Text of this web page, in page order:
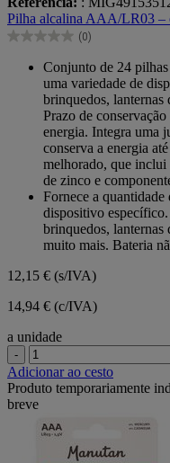
em
5
estrelas.
Pilha alcalina AAA/LR03 –
(0)
0.0
estrelas.
Conjunto de 24
uma variedade de
brinquedos, lanternas
Prazo de
energia. Integra uma
conserva a energia
melhorado, que inclui
de zinco e
Fornece a quantidade
dispositivo
brinquedos, lanternas
muito mais. Bateria
12,15 € (s/IVA)
14,94 € (c/IVA)
a unidade
-
Adicionar ao cesto
Produto temporariamente
breve